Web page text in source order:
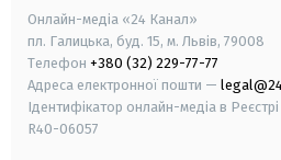
Онлайн-медіа «24 Канал»
пл. Галицька, буд. 15, м. Львів, 79008
Телефон +380 (32) 229-77-77
Адреса електронної пошти —
Ідентифікатор онлайн-медіа в
R40-06057